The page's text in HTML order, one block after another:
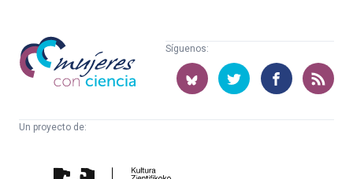
Mujeres
con
ciencia
Síguenos:
Un proyecto de: